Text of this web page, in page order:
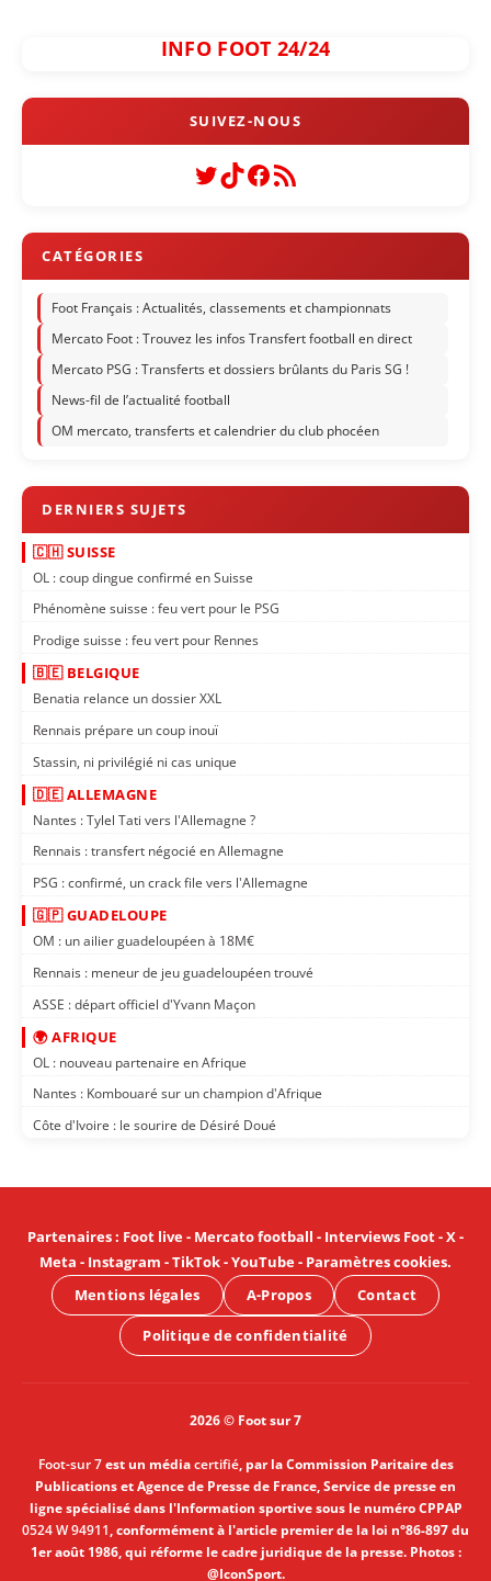
INFO FOOT 24/24
Twitter
TikTok
Facebook
Flux RSS
Foot Français : Actualités, classements et championnats
Mercato Foot : Trouvez les infos Transfert football en direct
Mercato PSG : Transferts et dossiers brûlants du Paris SG !
News-fil de l’actualité football
OM mercato, transferts et calendrier du club phocéen
🇨🇭 SUISSE
OL : coup dingue confirmé en Suisse
Phénomène suisse : feu vert pour le PSG
Prodige suisse : feu vert pour Rennes
🇧🇪 BELGIQUE
Benatia relance un dossier XXL
Rennais prépare un coup inouï
Stassin, ni privilégié ni cas unique
🇩🇪 ALLEMAGNE
Nantes : Tylel Tati vers l'Allemagne ?
Rennais : transfert négocié en Allemagne
PSG : confirmé, un crack file vers l'Allemagne
🇬🇵 GUADELOUPE
OM : un ailier guadeloupéen à 18M€
Rennais : meneur de jeu guadeloupéen trouvé
ASSE : départ officiel d'Yvann Maçon
🌍 AFRIQUE
OL : nouveau partenaire en Afrique
Nantes : Kombouaré sur un champion d'Afrique
Côte d'Ivoire : le sourire de Désiré Doué
Partenaires: Foot live- Mercato football - Interviews Foot-X-
Meta - Instagram -TikTok-YouTube- Paramètres cookies.
Mentions légales
A-Propos Contact
Politique de confidentialité
2026 © Foot sur 7
Foot-sur 7est un médiacertifié, par la Commission Paritaire des
Publications et Agence de Presse de France, Service de presse en
ligne spécialisé dans l'Information sportive sous le numéro CPPAP
0524 W 94911, conformément à l'article premier de la loi n°86-897 du
1er août 1986, qui réforme le cadre juridique de la presse. Photos :
@IconSport.